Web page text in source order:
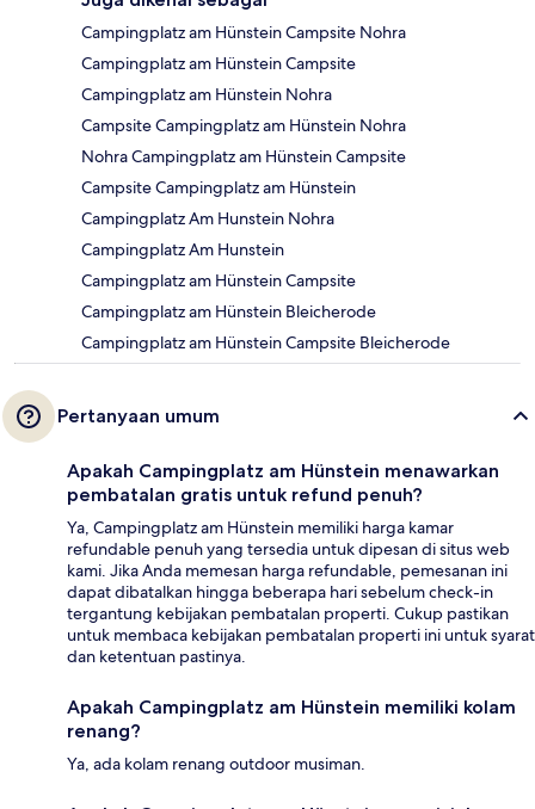
Campingplatz am Hünstein Campsite Nohra
Campingplatz am Hünstein Campsite
Campingplatz am Hünstein Nohra
Campsite Campingplatz am Hünstein Nohra
Nohra Campingplatz am Hünstein Campsite
Campsite Campingplatz am Hünstein
Campingplatz Am Hunstein Nohra
Campingplatz Am Hunstein
Campingplatz am Hünstein Campsite
Campingplatz am Hünstein Bleicherode
Campingplatz am Hünstein Campsite Bleicherode
Pertanyaan umum
Apakah Campingplatz am Hünstein menawarkan
pembatalan gratis untuk refund penuh?
Ya, Campingplatz am Hünstein memiliki harga kamar
refundable penuh yang tersedia untuk dipesan di situs web
kami. Jika Anda memesan harga refundable, pemesanan ini
dapat dibatalkan hingga beberapa hari sebelum check-in
tergantung kebijakan pembatalan properti. Cukup pastikan
untuk membaca kebijakan pembatalan properti ini untuk syarat
dan ketentuan pastinya.
Apakah Campingplatz am Hünstein memiliki kolam
renang?
Ya, ada kolam renang outdoor musiman.